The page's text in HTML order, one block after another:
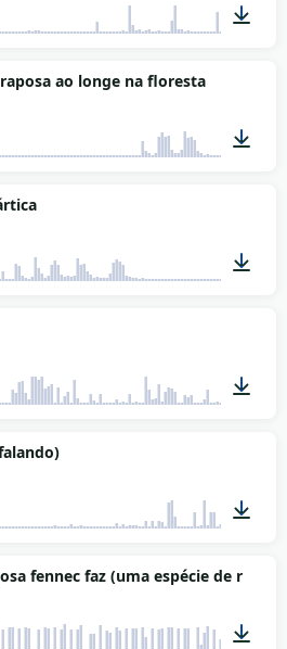
ao longe na floresta
01:40
fennec faz (uma espécie de